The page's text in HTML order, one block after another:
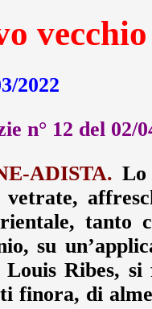
2022
n° 12 del 02/
ADISTA. Lo
tanto
su
Ribes,
finora, di